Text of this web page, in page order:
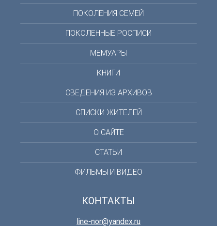
ПОКОЛЕНИЯ СЕМЕЙ
ПОКОЛЕННЫЕ РОСПИСИ
МЕМУАРЫ
КНИГИ
СВЕДЕНИЯ ИЗ АРХИВОВ
СПИСКИ ЖИТЕЛЕЙ
О САЙТЕ
СТАТЬИ
ФИЛЬМЫ И ВИДЕО
КОНТАКТЫ
line-nor@yandex.ru